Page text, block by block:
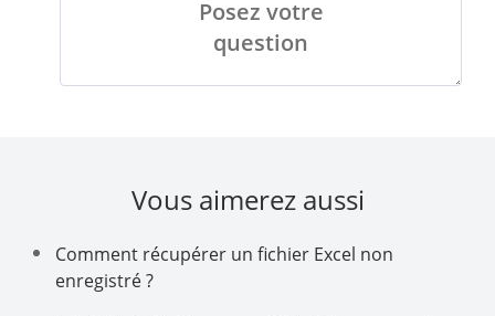
Posez votre
question
Vous aimerez aussi
Comment récupérer un fichier Excel non
enregistré ?